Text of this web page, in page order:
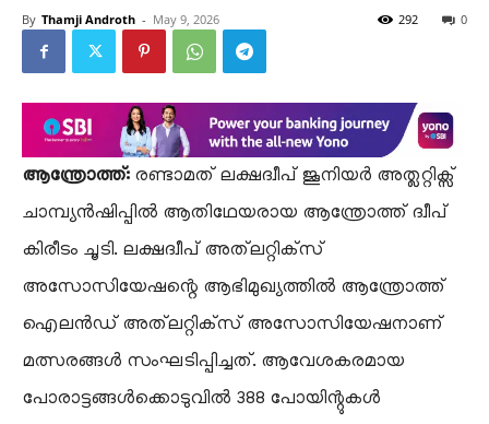
By Thamji Androth - May 9, 2026 0
292
ആന്ത്രോത്ത്:രണ്ടാമത് ലക്ഷദ്വീപ് ജൂനിയർ അത്ലറ്റിക്സ്
ചാമ്പ്യൻഷിപ്പിൽ ആതിഥേയരായ ആന്ത്രോത്ത് ദ്വീപ്
കിരീടം ചൂടി. ലക്ഷദ്വീപ് അത്‌ലറ്റിക്‌സ്
അസോസിയേഷന്റെ ആഭിമുഖ്യത്തിൽ ആന്ത്രോത്ത്
ഐലൻഡ് അത്‌ലറ്റിക്‌സ് അസോസിയേഷനാണ്
മത്സരങ്ങൾ സംഘടിപ്പിച്ചത്. ആവേശകരമായ
പോരാട്ടങ്ങൾക്കൊടുവിൽ 388 പോയിന്റുകൾ